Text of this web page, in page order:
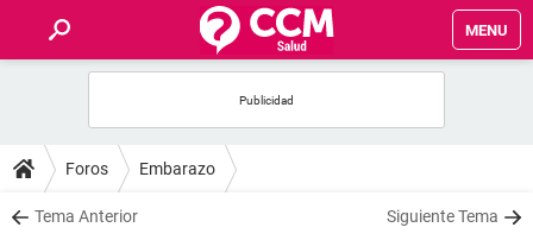
MENU
FOROS
SALUD
Foros Embarazo
Tema Anterior Siguiente Tema